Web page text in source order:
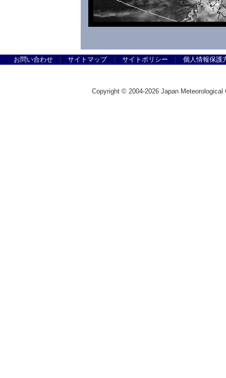
お問い合わせ サイトマップ サイトポリシー 個人情報保護
Copyright © 2004-2026 Japan